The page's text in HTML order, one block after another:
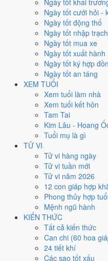
Ngày tốt khai
Ngày tốt cưới hỏi -
Ngày tốt động thổ
Ngày tốt nhập trạch
Ngày tốt mua xe
Ngày tốt xuất hành
Ngày tốt ký hợp
Ngày tốt an táng
XEM TUỔI
Xem tuổi làm nhà
Xem tuổi kết hôn
Tam Tai
Kim Lâu - Hoang
Tuổi mụ là gì
TỬ VI
Tử vi hàng ngày
Tử vi tuần mới
Tử vi năm 2026
12 con giáp hợp
Phong thủy hợp
Mệnh ngũ hành
KIẾN THỨC
Tất cả kiến thức
Can chi (60 hoa
24 tiết khí
Các sao tốt xấu
Tháng 2 năm 2020
Tháng 1 âm năm 2020
Giáp Tuất
Ngày Giáp Tuất có Trực
cưới hỏi, khai trương, ký kết.
Dần, Ngọ, Mão hợp ngày; tuổi
Ngày 1/2/2020
Ngày 1/2/2020 đạt9.0/10
việc) và gặp Sao Tư Mệnh
Cưới hỏi - đính hôn
Rất tốt